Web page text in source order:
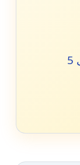
قيّم هذا المقال من 1 إلى 5